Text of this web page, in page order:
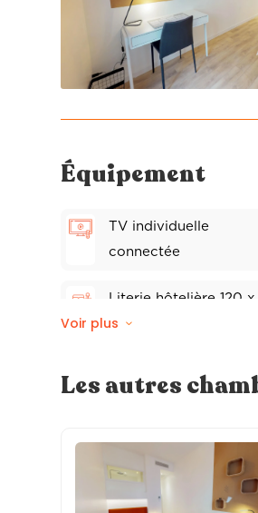
Équipement
TV individuelle
connectée
Literie hôtelière 120 x
200
Voir plus
Les autres